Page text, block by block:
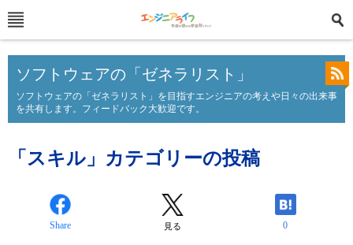
ソフトウェアの「ゼネラリスト」
ソフトウェアの「ゼネラリスト」を目指すエンジニアの考えや日々の出来事
を共有します。フィードバック大歓迎です。
「スキル」カテゴリーの投稿
Share 見る 0